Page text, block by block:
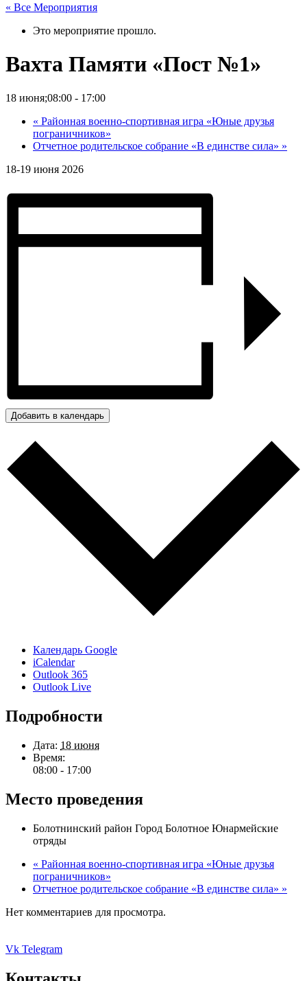
« Все Мероприятия
Это мероприятие прошло.
Вахта Памяти «Пост №1»
18 июня;08:00 - 17:00
« Районная военно-спортивная игра «Юные друзья
пограничников»
Отчетное родительское собрание «В единстве сила» »
18-19 июня 2026
Добавить в календарь
Календарь Google
iCalendar
Outlook 365
Outlook Live
Подробности
Дата: 18 июня
Время:
08:00 - 17:00
Место проведения
Болотнинский район Город Болотное Юнармейские
отряды
« Районная военно-спортивная игра «Юные друзья
пограничников»
Отчетное родительское собрание «В единстве сила» »
Нет комментариев для просмотра.
Vk Telegram